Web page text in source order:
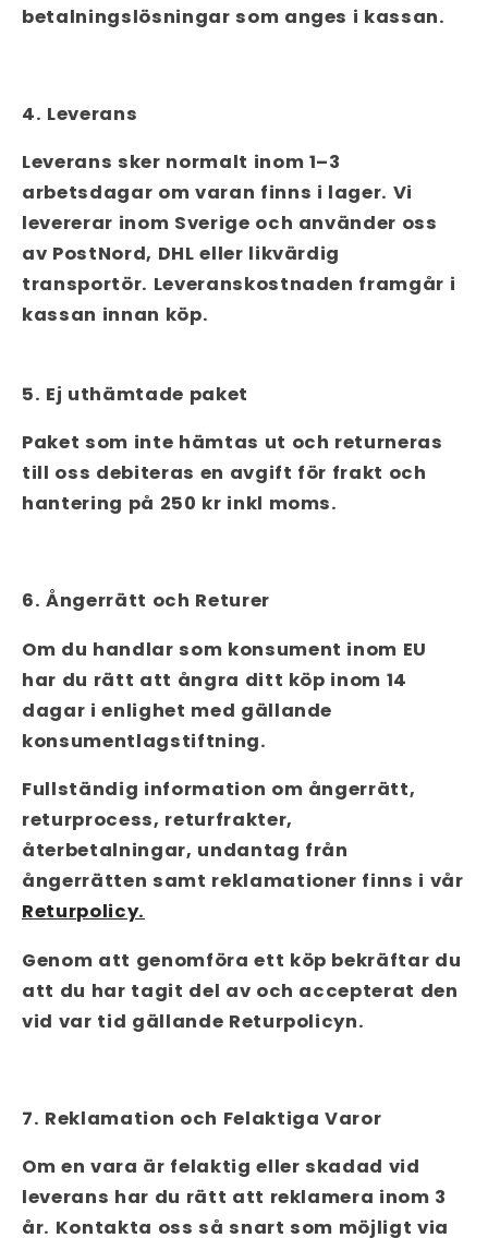
betalningslösningar som anges i kassan.
4. Leverans
Leverans sker normalt inom 1–3
arbetsdagar om varan finns i lager. Vi
levererar inom Sverige och använder oss
av PostNord, DHL eller likvärdig
transportör. Leveranskostnaden framgår i
kassan innan köp.
5. Ej uthämtade paket
Paket som inte hämtas ut och returneras
till oss debiteras en avgift för frakt och
hantering på 250 kr inkl moms.
6. Ångerrätt och Returer
Om du handlar som konsument inom EU
har du rätt att ångra ditt köp inom 14
dagar i enlighet med gällande
konsumentlagstiftning.
Fullständig information om ångerrätt,
returprocess, returfrakter,
återbetalningar, undantag från
ångerrätten samt reklamationer finns i vår
Returpolicy.
Genom att genomföra ett köp bekräftar du
att du har tagit del av och accepterat den
vid var tid gällande Returpolicyn.
7. Reklamation och Felaktiga Varor
Om en vara är felaktig eller skadad vid
leverans har du rätt att reklamera inom 3
år. Kontakta oss så snart som möjligt via